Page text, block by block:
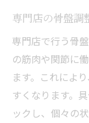
専門店の骨盤調
専門店で行う骨
の筋肉や関節に
ます。これによ
すくなります。
ックし、個々の